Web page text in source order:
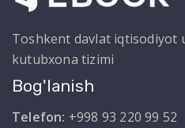
Toshkent davlat iqtisodiyot
kutubxona tizimi
Bog'lanish
Telefon: +998 93 220 99 52